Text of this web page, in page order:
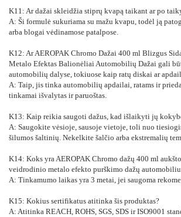
K11: Ar dažai skleidžia stiprų kvapą taikant ar po
A: Ši formulė sukuriama su mažu kvapu, todėl ją
arba blogai vėdinamose patalpose.
K12: Ar AEROPAK Chromo Dažai 400 ml Blizgus
Metalo Efektas Balionėliai Automobilių Dažai gali
automobilių dalyse, tokiuose kaip ratų diskai ar
A: Taip, jis tinka automobilių apdailai, ratams ir
tinkamai išvalytas ir paruoštas.
K13: Kaip reikia saugoti dažus, kad išlaikyti jų
A: Saugokite vėsioje, sausoje vietoje, toli nuo
šilumos šaltinių. Nekelkite šalčio arba ekstremalių
K14: Koks yra AEROPAK Chromo dažų 400 ml
veidrodinio metalo efekto purškimo dažų
A: Tinkamumo laikas yra 3 metai, jei saugoma
K15: Kokius sertifikatus atitinka šis produktas?
A: Atitinka REACH, ROHS, SGS, SDS ir ISO9001